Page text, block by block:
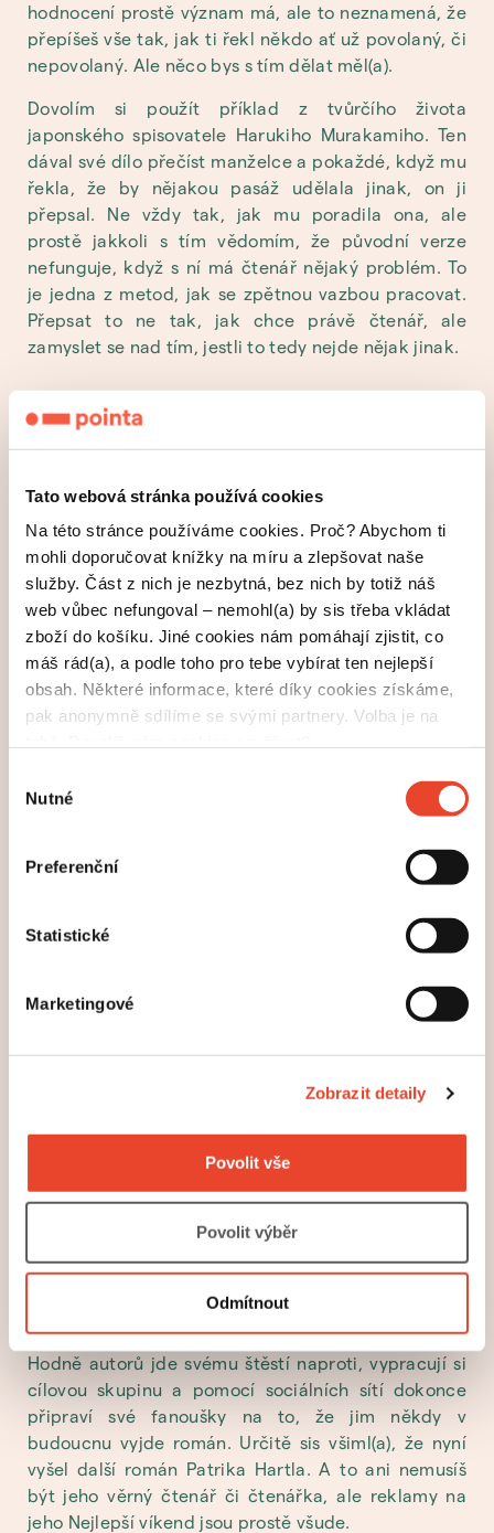
Tato webová stránka používá cookies
Na této stránce používáme cookies. Proč? Abychom ti
mohli doporučovat knížky na míru a zlepšovat naše
služby. Část z nich je nezbytná, bez nich by totiž náš
web vůbec nefungoval – nemohl(a) by sis třeba vkládat
zboží do košíku. Jiné cookies nám pomáhají zjistit, co
máš rád(a), a podle toho pro tebe vybírat ten nejlepší
obsah. Některé informace, které díky cookies získáme,
pak anonymně sdílíme se svými partnery. Volba je na
souhlasu
Nutné
Preferenční
Statistické
Marketingové
Zobrazit detaily
Povolit vše
Povolit výběr
Odmítnout
hodnocení prostě význam má, ale to neznamená, že
přepíšeš vše tak, jak ti řekl někdo ať už povolaný, či
nepovolaný. Ale něco bys s tím dělat měl(a).
Dovolím si použít příklad z tvůrčího života
japonského spisovatele Harukiho Murakamiho. Ten
dával své dílo přečíst manželce a pokaždé, když mu
řekla, že by nějakou pasáž udělala jinak, on ji
přepsal. Ne vždy tak, jak mu poradila ona, ale
prostě jakkoli s tím vědomím, že původní verze
nefunguje, když s ní má čtenář nějaký problém. To
je jedna z metod, jak se zpětnou vazbou pracovat.
Přepsat to ne tak, jak chce právě čtenář, ale
zamyslet se nad tím, jestli to tedy nejde nějak jinak.
4 •— Zaměř se na svou cílovku
A teď – co s kritikou, kterou čteme až poté, co dílo
zcela zbytečné poté něco čtenáři vysvětlovat.
Samozřejmě si můžeme nějaké rady vzít k srdci při
psaní dalšího díla. Ale recenze na vydané knihy jsou
spíše informací pro čtenáře.
Pokud máš svou cílovou skupinu, která tvoje knihy
hltá, tak se kritikami nemusíš výrazněji zabývat. Věř,
že i pro kritiky samotné je někdy náročné napsat
hodnocení knihy, protože i oni mají subjektivní
nevylepšit a z recenze se nepoučit.
Kolikrát nerozhoduje kvalita knihy, nýbržprávě
marketingo tom, jestli se z tebe stane oblíbený
být kvalitní, čtivé a krásné, ale holt se trefíš do
doby, kdy má podobný styl psaní či téma ještě
několik dalších autorů.
S tím souvisí i odmítavé dopisy z nakladatelství.
vyhořel(a), je nesmysl. Jestli ti z nakladatelství
napíšou, že je to sice pěkné, ale nehodí se to do
edičního plánu, čti to přesně tak, jak je napsáno. A
pak s tou informací dále pracuj.
Hodně autorů jde svému štěstí naproti, vypracují si
cílovou skupinu a pomocí sociálních sítí dokonce
připraví své fanoušky na to, že jim někdy v
budoucnu vyjde román. Určitě sis všiml(a), že nyní
vyšel další román Patrika Hartla. A to ani nemusíš
být jeho věrný čtenář či čtenářka, ale reklamy na
jeho Nejlepší víkend jsou prostě všude.